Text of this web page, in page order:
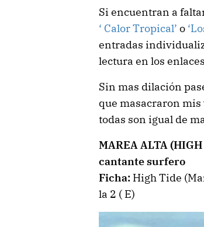
Si encuentran a
‘ Calor Tropical’ o
entradas
lectura en los
Sin mas dilación
que masacraron
todas son igual de
MAREA ALTA
cantante surfero
Ficha: High Tide
la 2 ( E)